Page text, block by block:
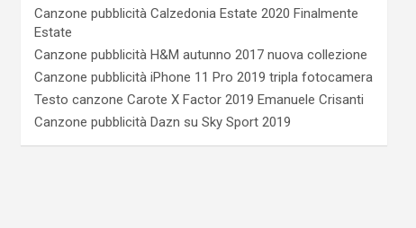
Canzone pubblicità Calzedonia Estate 2020 Finalmente
Estate
Canzone pubblicità H&M autunno 2017 nuova collezione
Canzone pubblicità iPhone 11 Pro 2019 tripla fotocamera
Testo canzone Carote X Factor 2019 Emanuele Crisanti
Canzone pubblicità Dazn su Sky Sport 2019